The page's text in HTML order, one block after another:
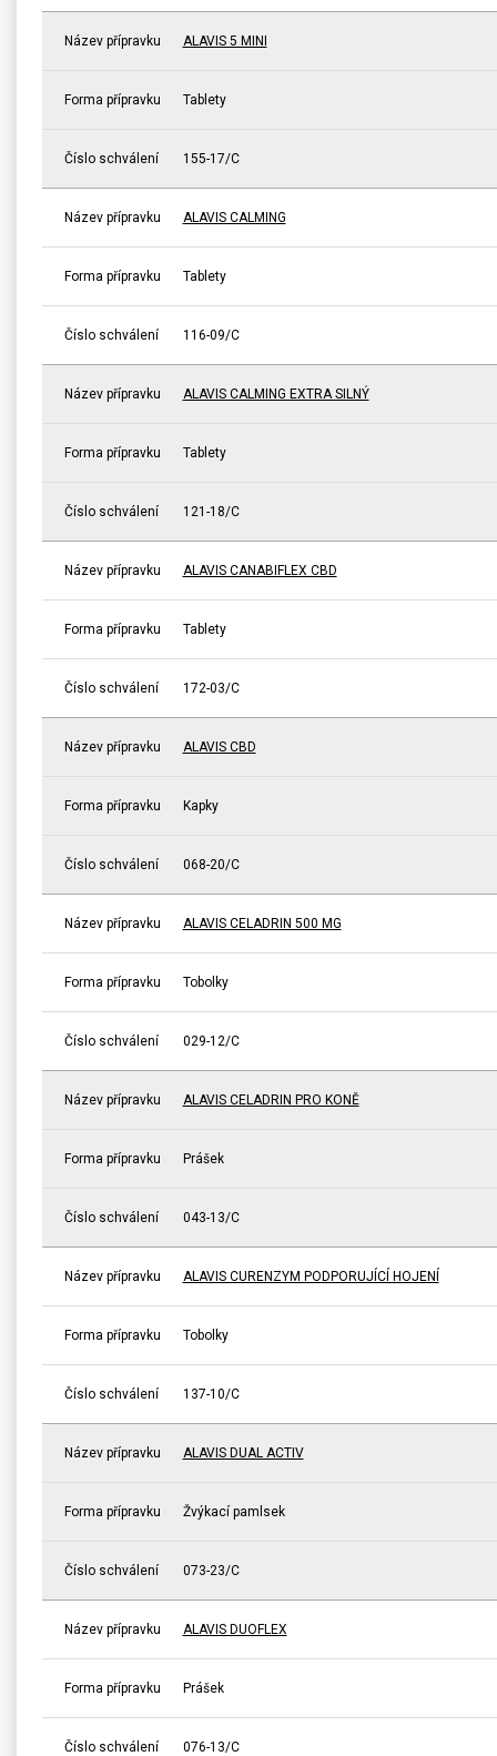
Název přípravku ALAVIS 5 MINI
Forma přípravku Tablety
Číslo schválení 155-17/C
Název přípravku ALAVIS CALMING
Forma přípravku Tablety
Číslo schválení 116-09/C
Název přípravku ALAVIS CALMING EXTRA SILNÝ
Forma přípravku Tablety
Číslo schválení 121-18/C
Název přípravku ALAVIS CANABIFLEX CBD
Forma přípravku Tablety
Číslo schválení 172-03/C
Název přípravku ALAVIS CBD
Forma přípravku Kapky
Číslo schválení 068-20/C
Název přípravku ALAVIS CELADRIN 500 MG
Forma přípravku Tobolky
Číslo schválení 029-12/C
Název přípravku ALAVIS CELADRIN PRO KONĚ
Forma přípravku Prášek
Číslo schválení 043-13/C
Název přípravku ALAVIS CURENZYM PODPORUJÍCÍ HOJENÍ
Forma přípravku Tobolky
Číslo schválení 137-10/C
Název přípravku ALAVIS DUAL ACTIV
Forma přípravku Žvýkací pamlsek
Číslo schválení 073-23/C
Název přípravku ALAVIS DUOFLEX
Forma přípravku Prášek
Číslo schválení 076-13/C